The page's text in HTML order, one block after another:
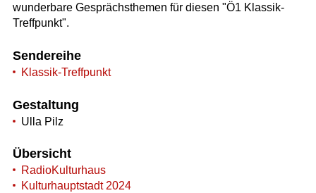
wunderbare Gesprächsthemen für diesen "Ö1 Klassik-
Treffpunkt".
Sendereihe
Klassik-Treffpunkt
Gestaltung
Ulla Pilz
Übersicht
RadioKulturhaus
Kulturhauptstadt 2024